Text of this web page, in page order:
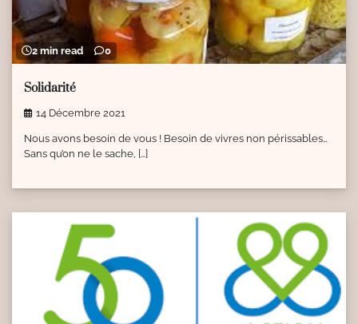
2 min read 0
Solidarité
14 Décembre 2021
Nous avons besoin de vous ! Besoin de vivres non périssables…
Sans qu’on ne le sache, […]